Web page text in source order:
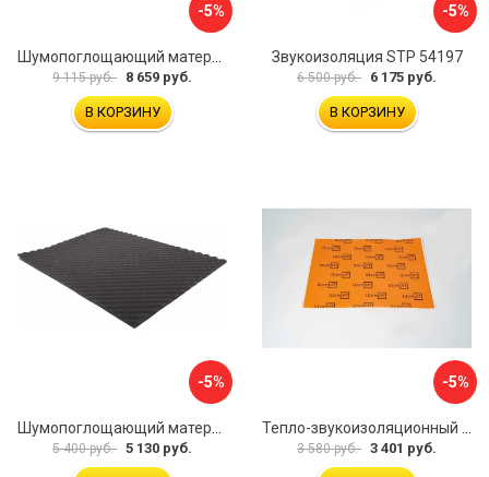
-5%
9 115 руб. 8 659 руб.
В КОРЗИНУ
-5%
Звукоизоляция STP 54197
6 500 руб. 6 175 руб.
В КОРЗИНУ
-5%
Шумопоглощающий материал Dreamcar Wave 15 WD-15M-S075100P1046
5 400 руб. 5 130 руб.
-5%
Тепло-звукоизоляционный материал Шумофф П4В БП000000433
3 580 руб. 3 401 руб.